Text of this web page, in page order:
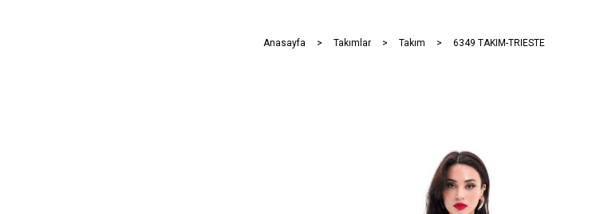
Anasayfa Takımlar Takım 6349 TAKIM-TRIESTE